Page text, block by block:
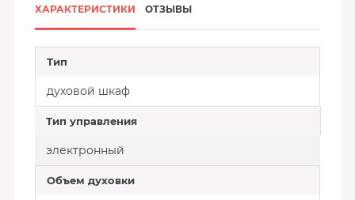
ХАРАКТЕРИСТИКИ ОТЗЫВЫ
Тип
духовой шкаф
Тип управления
электронный
Объем духовки